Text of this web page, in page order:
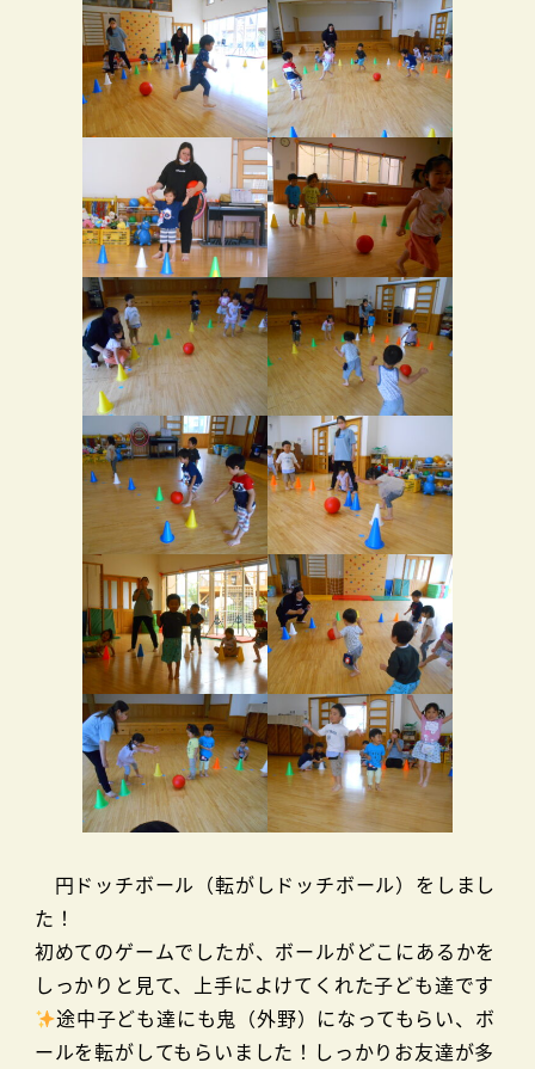
円ドッチボール（転がしドッチボール）をしまし
た！
初めてのゲームでしたが、ボールがどこにあるかを
しっかりと見て、上手によけてくれた子ども達です
途中子ども達にも鬼（外野）になってもらい、ボ
ールを転がしてもらいました！しっかりお友達が多